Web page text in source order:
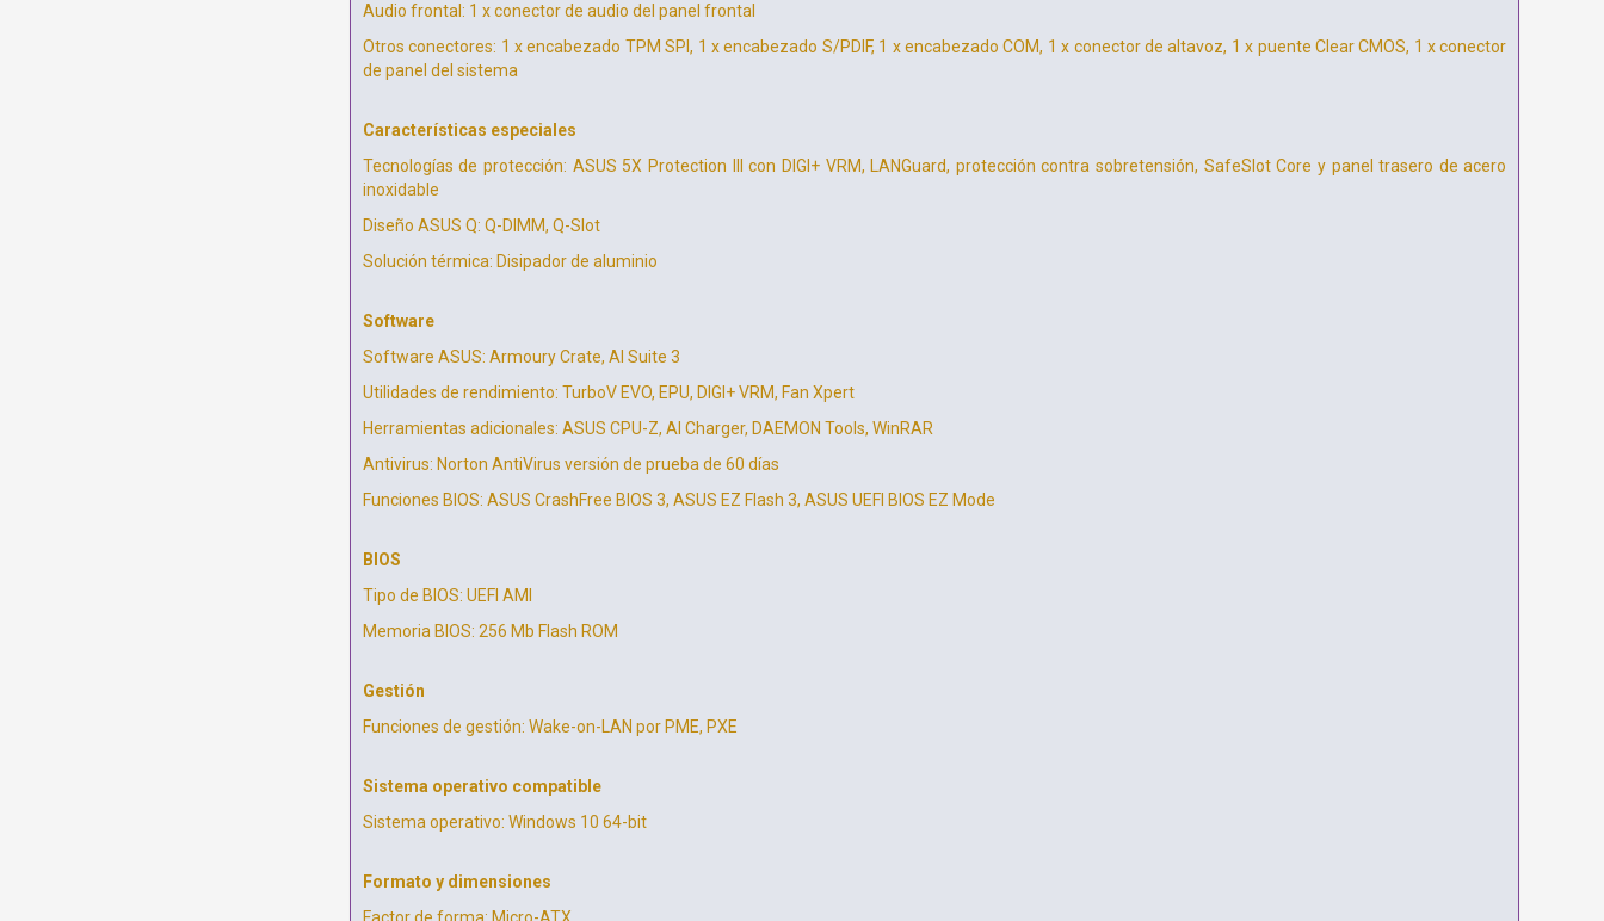
Audio frontal: 1 x conector de audio del panel frontal
Otros conectores: 1 x encabezado TPM SPI, 1 x encabezado S/PDIF, 1 x encabezado COM, 1 x conector de altavoz, 1 x puente Clear CMOS, 1 x conector
de panel del sistema
Características especiales
Tecnologías de protección: ASUS 5X Protection III con DIGI+ VRM, LANGuard, protección contra sobretensión, SafeSlot Core y panel trasero de acero
inoxidable
Diseño ASUS Q: Q-DIMM, Q-Slot
Solución térmica: Disipador de aluminio
Software
Software ASUS: Armoury Crate, AI Suite 3
Utilidades de rendimiento: TurboV EVO, EPU, DIGI+ VRM, Fan Xpert
Herramientas adicionales: ASUS CPU-Z, AI Charger, DAEMON Tools, WinRAR
Antivirus: Norton AntiVirus versión de prueba de 60 días
Funciones BIOS: ASUS CrashFree BIOS 3, ASUS EZ Flash 3, ASUS UEFI BIOS EZ Mode
BIOS
Tipo de BIOS: UEFI AMI
Memoria BIOS: 256 Mb Flash ROM
Gestión
Funciones de gestión: Wake-on-LAN por PME, PXE
Sistema operativo compatible
Sistema operativo: Windows 10 64-bit
Formato y dimensiones